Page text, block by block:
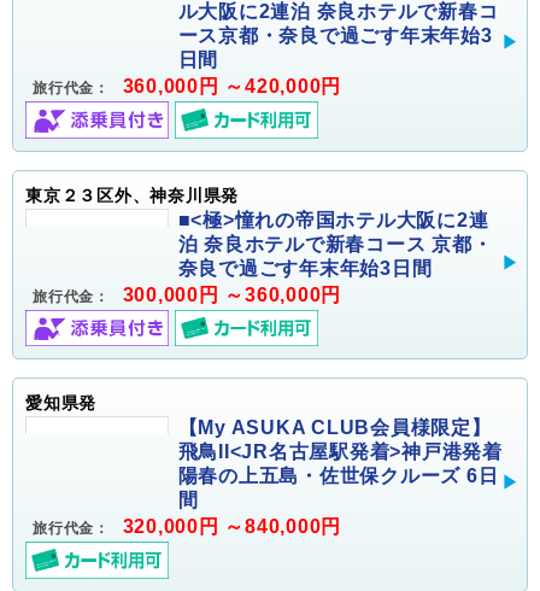
ル大阪に2連泊 奈良ホテルで新春コ
ース京都・奈良で過ごす年末年始3
日間
旅行代金： 360,000円 ～420,000円
東京２３区外、神奈川県発
■<極>憧れの帝国ホテル大阪に2連
泊 奈良ホテルで新春コース 京都・
奈良で過ごす年末年始3日間
旅行代金： 300,000円 ～360,000円
愛知県発
【My ASUKA CLUB会員様限定】
飛鳥II<JR名古屋駅発着>神戸港発着
陽春の上五島・佐世保クルーズ 6日
間
旅行代金： 320,000円 ～840,000円